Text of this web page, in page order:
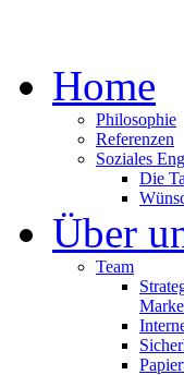
Home
Philosophie
Referenzen
Soziales
Die
Über
Team